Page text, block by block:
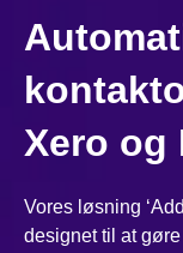
Xero og
Vores løsning
designet til at